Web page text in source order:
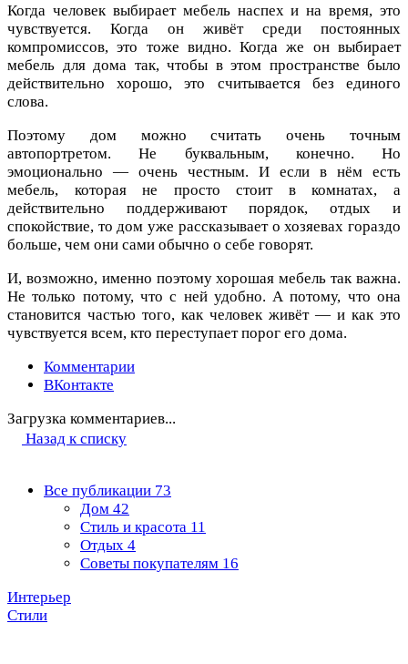
Когда человек выбирает мебель наспех и на время, это
чувствуется. Когда он живёт среди постоянных
компромиссов, это тоже видно. Когда же он выбирает
мебель для дома так, чтобы в этом пространстве было
действительно хорошо, это считывается без единого
слова.
Поэтому дом можно считать очень точным
автопортретом. Не буквальным, конечно. Но
эмоционально — очень честным. И если в нём есть
мебель, которая не просто стоит в комнатах, а
действительно поддерживают порядок, отдых и
спокойствие, то дом уже рассказывает о хозяевах гораздо
больше, чем они сами обычно о себе говорят.
И, возможно, именно поэтому хорошая мебель так важна.
Не только потому, что с ней удобно. А потому, что она
становится частью того, как человек живёт — и как это
чувствуется всем, кто переступает порог его дома.
Комментарии
ВКонтакте
Загрузка комментариев...
Назад к списку
Все публикации 73
Дом 42
Стиль и красота 11
Отдых 4
Советы покупателям 16
Интерьер
Стили